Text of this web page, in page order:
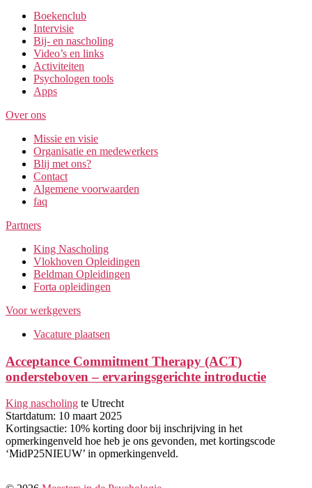
Boekenclub
Intervisie
Bij- en nascholing
Video’s en links
Activiteiten
Psychologen tools
Apps
Over ons
Missie en visie
Organisatie en medewerkers
Blij met ons?
Contact
Algemene voorwaarden
faq
Partners
King Nascholing
Vlokhoven Opleidingen
Beldman Opleidingen
Forta opleidingen
Voor werkgevers
Vacature plaatsen
Acceptance Commitment Therapy (ACT)
ondersteboven – ervaringsgerichte introductie
King nascholing te Utrecht
Startdatum: 10 maart 2025
Kortingsactie: 10% korting door bij inschrijving in het
opmerkingenveld hoe heb je ons gevonden, met kortingscode
‘MidP25NIEUW’ in opmerkingenveld.